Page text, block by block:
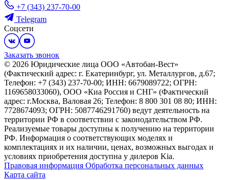
+7 (343) 237-70-00
Telegram
Соцсети
Заказать звонок
© 2026 Юридические лица ООО «Автобан-Вест»
(Фактический адрес: г. Екатеринбург, ул. Металлургов, д.67;
Телефон: +7 (343) 237-70-00; ИНН: 6679089722; ОГРН:
1169658033060), ООО «Киа Россия и СНГ» (Фактический
адрес: г.Москва, Валовая 26; Телефон: 8 800 301 08 80; ИНН:
7728674093; ОГРН: 5087746291760) ведут деятельность на
территории РФ в соответствии с законодательством РФ.
Реализуемые товары доступны к получению на территории
РФ. Информация о соответствующих моделях и
комплектациях и их наличии, ценах, возможных выгодах и
условиях приобретения доступна у дилеров Kia.
Правовая информация Обработка персональных данных
Карта сайта